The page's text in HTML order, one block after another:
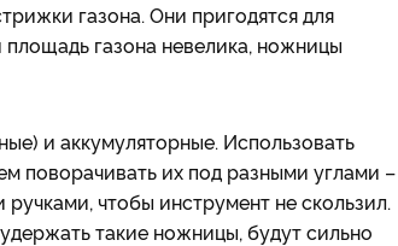
газона. Они пригодятся для
площадь газона невелика, ножницы
и аккумуляторные. Использовать
поворачивать их под разными углами –
чтобы инструмент не скользил.
такие ножницы, будут сильно